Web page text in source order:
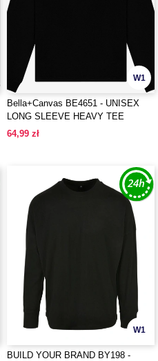
W1
Bella+Canvas BE4651 - UNISEX
LONG SLEEVE HEAVY TEE
64,99 zł
W1
BUILD YOUR BRAND BY198 -